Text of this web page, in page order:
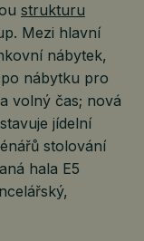
strukturu
Mezi hlavní
nábytek,
nábytku pro
volný čas; nová
jídelní
stolování
hala E5